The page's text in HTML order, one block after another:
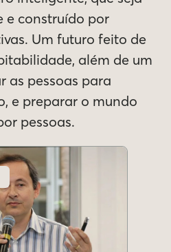
e construído por
Um futuro feito de
além de um
as pessoas para
e preparar o mundo
pessoas.